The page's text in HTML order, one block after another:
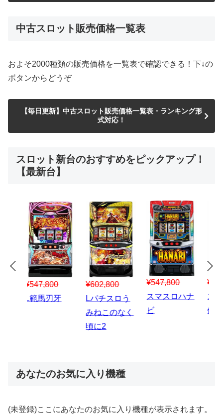
中古スロット販売価格一覧表
およそ2000種類の販売価格を一覧表で確認できる！下↓の
ボタンからどうぞ
【毎日更新】中古スロット販売価格一覧表・ランキング形
式対応！
スロット新台のおすすめをピックアップ！
【最新台】
¥547,800
スマスロハナ
¥150,000
スマスロ秘宝
伝
¥1,867,800
Lパチスロ 炎
炎ノ消防隊2
あなたのお気に入り機種
(未登録)ここにあなたのお気に入り機種が表示されます。